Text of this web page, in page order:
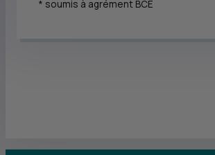
* soumis à agrément BCE